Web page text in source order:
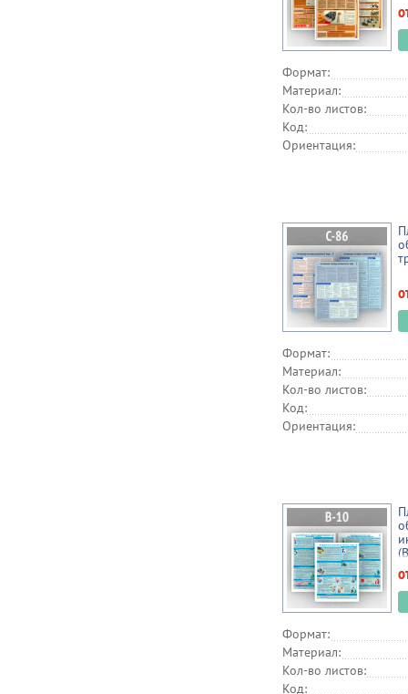
Формат:
Материал:
Кол-во листов:
Код:
Ориентация:
Формат:
Материал:
Кол-во листов:
Код:
Ориентация:
Формат:
Материал:
Кол-во листов:
Код: